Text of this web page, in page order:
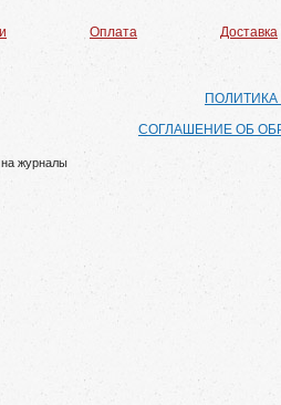
Оплата Доставка
СОГЛАШЕНИЕ ОБ
на журналы